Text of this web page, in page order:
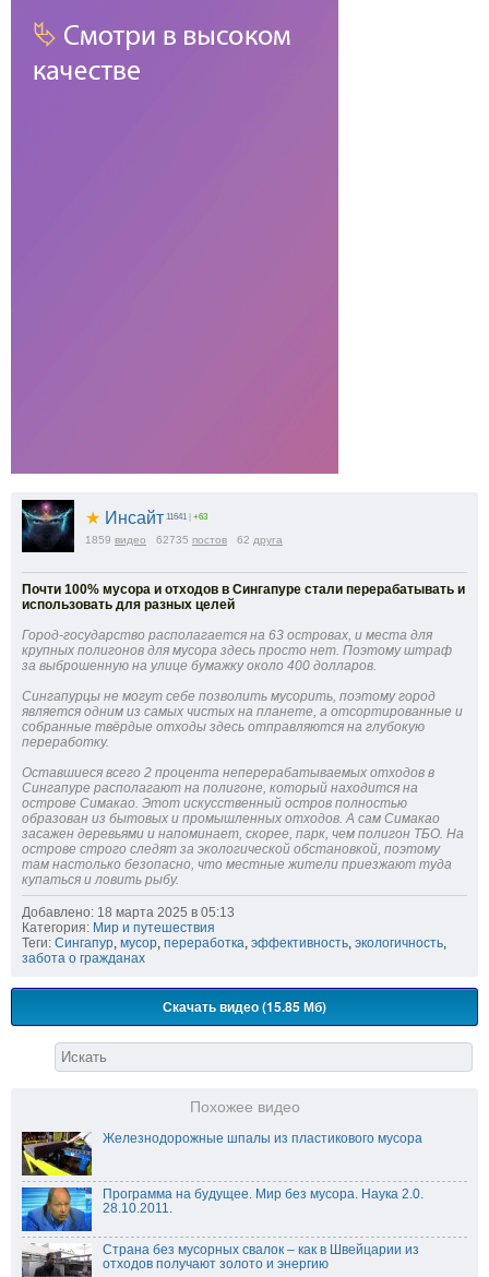
★ Инсайт 11641 | +63
1859 видео 62735 постов 62 друга
Почти 100% мусора и отходов в Сингапуре стали перерабатывать и
использовать для разных целей
Город-государство располагается на 63 островах, и места для
крупных полигонов для мусора здесь просто нет. Поэтому штраф
за выброшенную на улице бумажку около 400 долларов.
Сингапурцы не могут себе позволить мусорить, поэтому город
является одним из самых чистых на планете, а отсортированные и
собранные твёрдые отходы здесь отправляются на глубокую
переработку.
Оставшиеся всего 2 процента неперерабатываемых отходов в
Сингапуре располагают на полигоне, который находится на
острове Симакао. Этот искусственный остров полностью
образован из бытовых и промышленных отходов. А сам Симакао
засажен деревьями и напоминает, скорее, парк, чем полигон ТБО. На
острове строго следят за экологической обстановкой, поэтому
там настолько безопасно, что местные жители приезжают туда
купаться и ловить рыбу.
Добавлено: 18 марта 2025 в 05:13
Категория: Мир и путешествия
Теги: Сингапур мусор переработка эффективность экологичность
забота о гражданах
Скачать видео (15.85 Мб)
Похожее видео
Железнодорожные шпалы из пластикового мусора
Программа на будущее. Мир без мусора. Наука 2.0.
28.10.2011.
Страна без мусорных свалок – как в Швейцарии из
отходов получают золото и энергию